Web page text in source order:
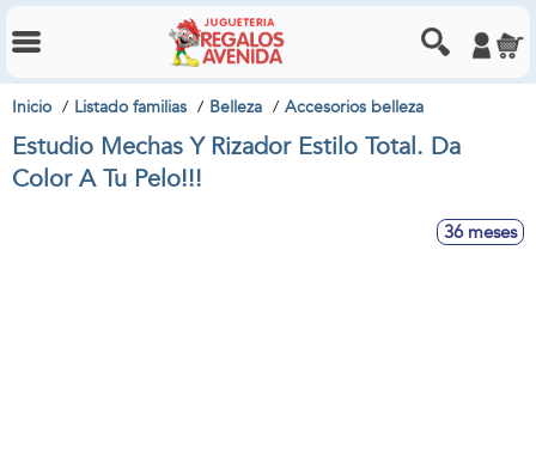
Inicio Listado familias Belleza Accesorios belleza
Estudio Mechas Y Rizador Estilo Total. Da
Color A Tu Pelo!!!
36 meses